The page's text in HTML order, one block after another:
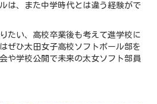
は、また中学時代とは違う経験がで
たい、高校卒業後も考えて進学校に
ぜひ太田女子高校ソフトボール部を
や学校公開で未来の太女ソフト部員